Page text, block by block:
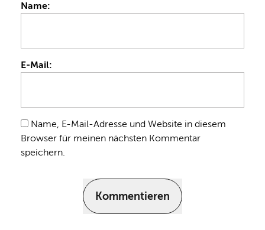
Name:
E-Mail:
Name, E-Mail-Adresse und Website in diesem
Browser für meinen nächsten Kommentar
speichern.
Kommentieren